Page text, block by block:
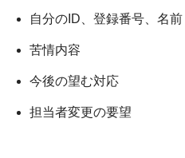
自分のID、登録番号、名前
苦情内容
今後の望む対応
担当者変更の要望